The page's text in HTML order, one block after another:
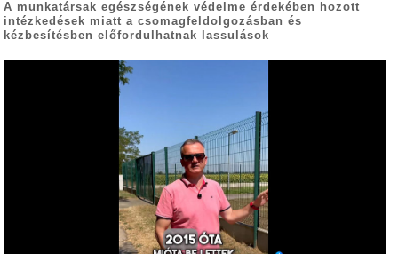
A munkatársak egészségének védelme érdekében hozott
intézkedések miatt a csomagfeldolgozásban és
kézbesítésben előfordulhatnak lassulások